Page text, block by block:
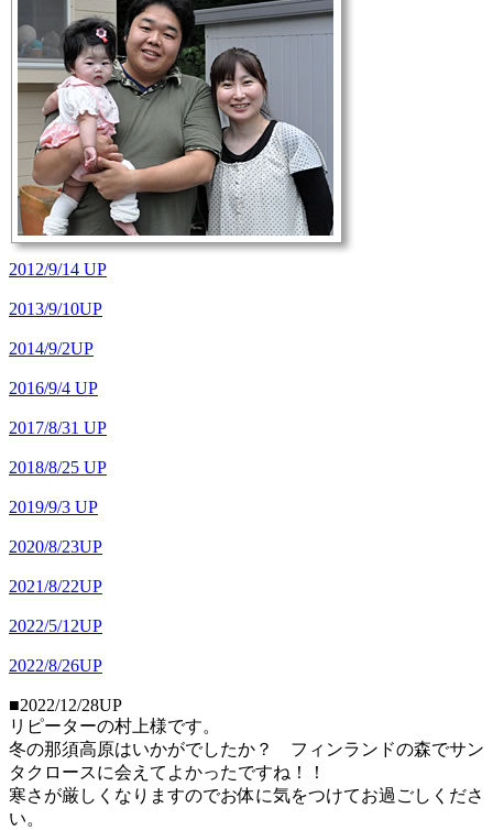
2012/9/14 UP
2013/9/10UP
2014/9/2UP
2016/9/4 UP
2017/8/31 UP
2018/8/25 UP
2019/9/3 UP
2020/8/23UP
2021/8/22UP
2022/5/12UP
2022/8/26UP
■2022/12/28UP
リピーターの村上様です。
冬の那須高原はいかがでしたか？ フィンランドの森でサン
タクロースに会えてよかったですね！！
寒さが厳しくなりますのでお体に気をつけてお過ごしくださ
い。